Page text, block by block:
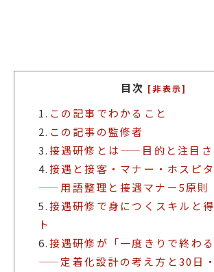
目次 [非表示]
1. この記事でわかること
2. この記事の監修者
3.接遇研修とは——目的と注目さ
4.接遇と接客・マナー・ホスピ
——用語整理と接遇マナー5原則
5.接遇研修で身につくスキルと
ト
6.接遇研修が「一度きりで終わ
——定着化設計の考え方と30日